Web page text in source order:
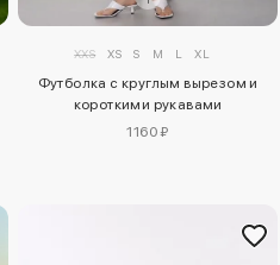
XXS XS S M L XL
Футболка с круглым вырезом и
короткими рукавами
1160 ₽